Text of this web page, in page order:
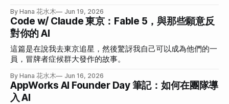
By Hana 花水木 Jun 19, 2026
Code w/ Claude 東京：Fable 5，與那些願意反
對你的 AI
這篇是在說我去東京追星，然後驚訝我自己可以成為他們的一
員，冒牌者症候群大發作的故事。
By Hana 花水木 Jun 16, 2026
AppWorks AI Founder Day 筆記：如何在團隊導
入 AI